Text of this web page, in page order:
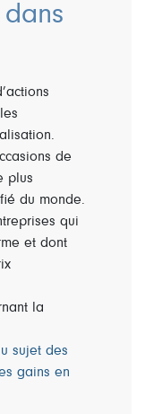
de
plus
du monde.
qui
et dont
la
sujet des
gains en